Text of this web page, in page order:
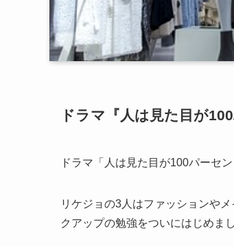
ドラマ『人は見た目が
ドラマ「人は見た目が100パーセ
リケジョの3人はファッションや
クアップの勉強をついにはじめまし